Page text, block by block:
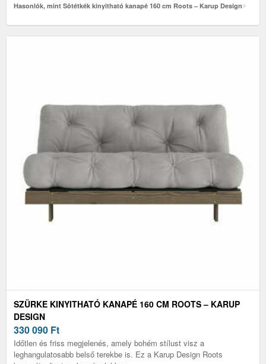
Hasonlók, mint Sötétkék kinyitható kanapé 160 cm Roots – Karup Design
SZÜRKE KINYITHATÓ KANAPÉ 160 CM ROOTS – KARUP
DESIGN
330 090 Ft
Időtlen és friss megjelenés, amely bohém stílust visz a
leghangulatosabb belső terekbe is. Ez a Karup Design Roots